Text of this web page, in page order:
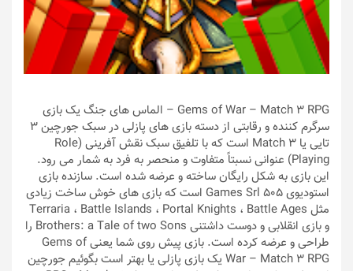
Gems of War – Match 3 RPG – الماس های جنگ یک بازی
سرگرم کننده و رقابتی از دسته بازی های پازلی در سبک جورچین 3
تایی یا Match 3 است که با تلفیق سبک نقش آفرینی (Role
Playing) عنوانی نسبتاً متفاوت و منحصر به فرد به شمار می رود.
این بازی به شکل رایگان ساخته و عرضه شده است. سازنده بازی
استودیوی 505 Games Srl است که بازی های خوش ساخت زیادی
مثل Terraria ، Battle Islands ، Portal Knights ، Battle Ages
و بازی انقلابی و دوست داشتنی Brothers: a Tale of two Sons را
طراحی و عرضه کرده است. بازی پیش روی شما یعنی Gems of
War – Match 3 RPG یک بازی پازلی یا بهتر است بگوئیم جورچین